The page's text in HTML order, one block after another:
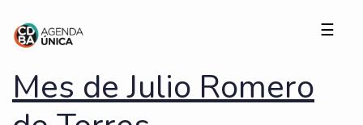
☰
Mes de Julio Romero